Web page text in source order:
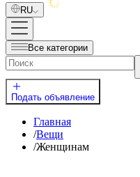
RU
Все категории
Подать объявление
Главная
/Вещи
/Женщинам